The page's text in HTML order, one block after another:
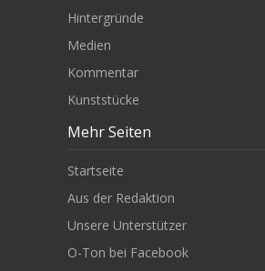
Hintergründe
Medien
Kommentar
Kunststücke
Mehr Seiten
Startseite
Aus der Redaktion
Unsere Unterstützer
O-Ton bei Facebook